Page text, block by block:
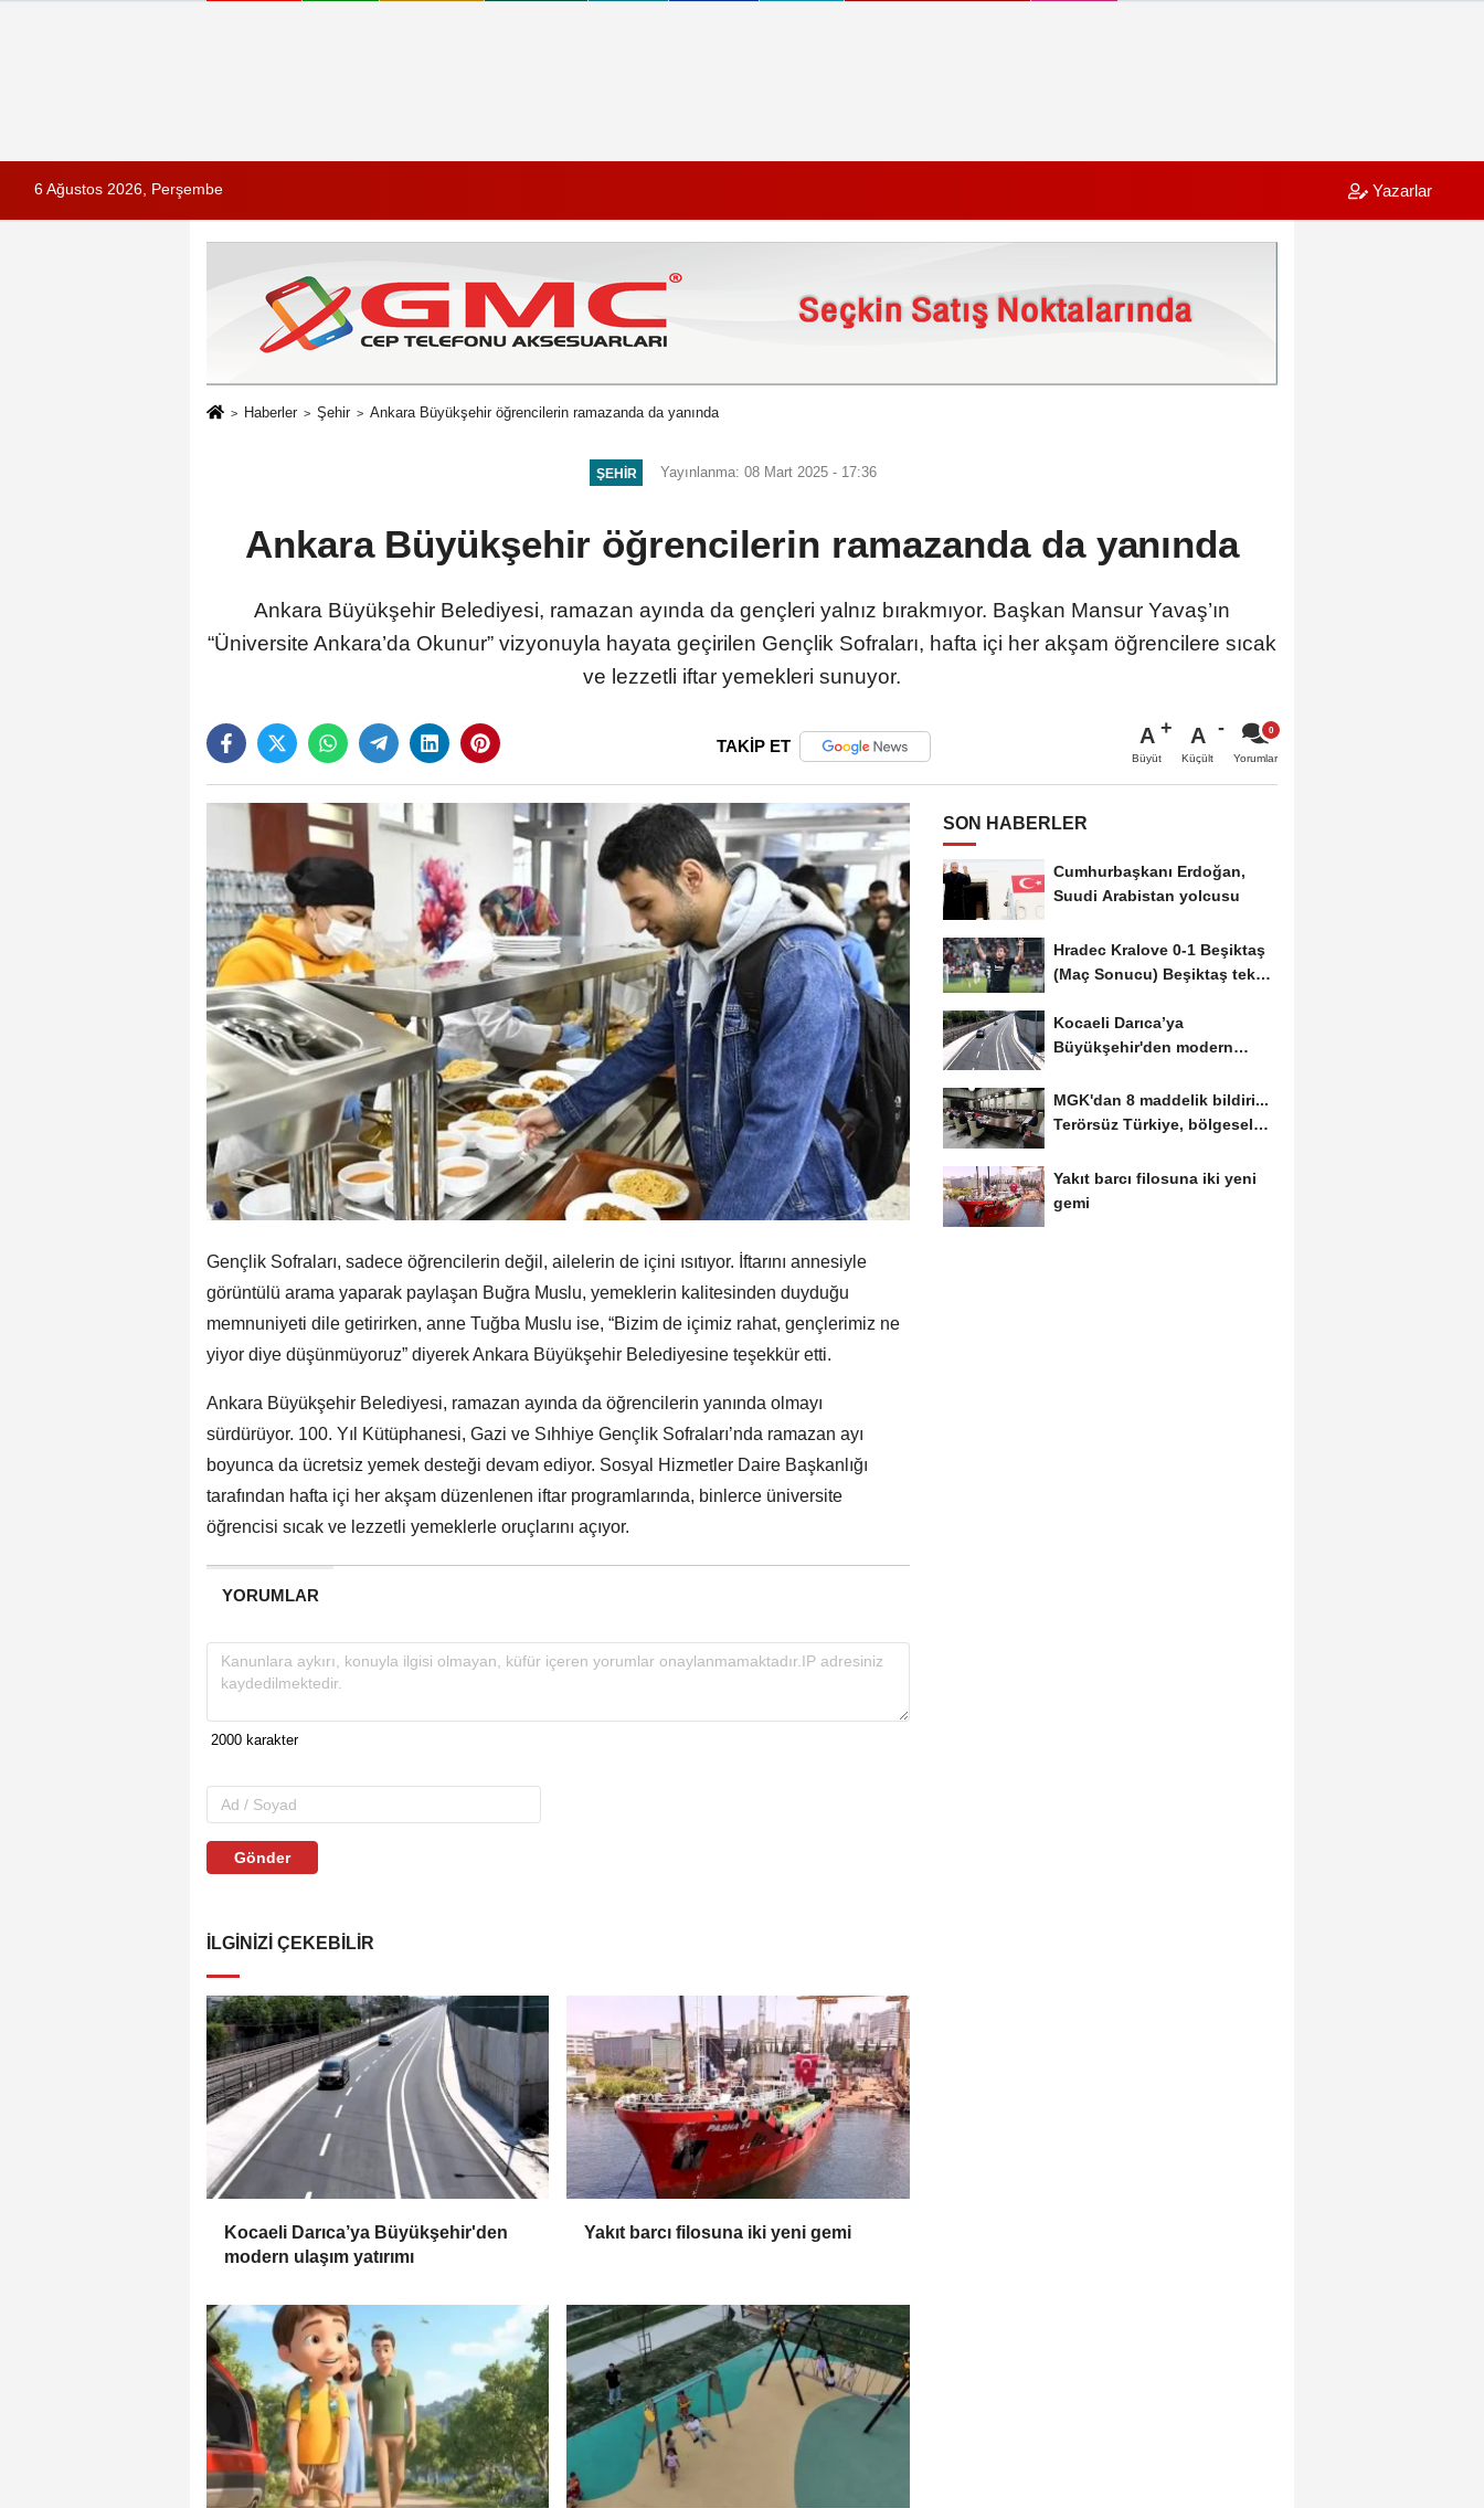
6 Ağustos 2026, Perşembe Yazarlar
Haberler Şehir Ankara Büyükşehir öğrencilerin ramazanda da yanında
ŞEHIR Yayınlanma: 08 Mart 2025 - 17:36
Ankara Büyükşehir öğrencilerin ramazanda da yanında
Ankara Büyükşehir Belediyesi, ramazan ayında da gençleri yalnız bırakmıyor. Başkan Mansur Yavaş’ın
“Üniversite Ankara’da Okunur” vizyonuyla hayata geçirilen Gençlik Sofraları, hafta içi her akşam öğrencilere sıcak
ve lezzetli iftar yemekleri sunuyor.
TAKİP ET A
Büyüt
A
Küçült Yorumlar
Gençlik Sofraları, sadece öğrencilerin değil, ailelerin de içini ısıtıyor. İftarını annesiyle
görüntülü arama yaparak paylaşan Buğra Muslu, yemeklerin kalitesinden duyduğu
memnuniyeti dile getirirken, anne Tuğba Muslu ise, “Bizim de içimiz rahat, gençlerimiz ne
yiyor diye düşünmüyoruz” diyerek Ankara Büyükşehir Belediyesine teşekkür etti.
Ankara Büyükşehir Belediyesi, ramazan ayında da öğrencilerin yanında olmayı
sürdürüyor. 100. Yıl Kütüphanesi, Gazi ve Sıhhiye Gençlik Sofraları’nda ramazan ayı
boyunca da ücretsiz yemek desteği devam ediyor. Sosyal Hizmetler Daire Başkanlığı
tarafından hafta içi her akşam düzenlenen iftar programlarında, binlerce üniversite
öğrencisi sıcak ve lezzetli yemeklerle oruçlarını açıyor.
YORUMLAR
Gönder
İLGINIZI ÇEKEBILIR
Kocaeli Darıca’ya Büyükşehir'den
modern ulaşım yatırımı
Yakıt barcı filosuna iki yeni gemi
SON HABERLER
Cumhurbaşkanı Erdoğan,
Suudi Arabistan yolcusu
Hradec Kralove 0-1 Beşiktaş
(Maç Sonucu) Beşiktaş tek
Kocaeli Darıca’ya
Büyükşehir'den modern
MGK'dan 8 maddelik bildiri...
Terörsüz Türkiye, bölgesel
Yakıt barcı filosuna iki yeni
gemi